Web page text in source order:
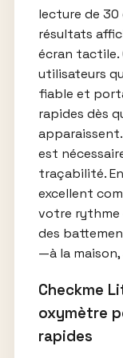
lecture de 30
résultats
écran tactile.
utilisateurs
fiable et
rapides dès
est
traçabilité.
excellent
votre rythme
des
—à la
Checkme
oxymètre
rapides